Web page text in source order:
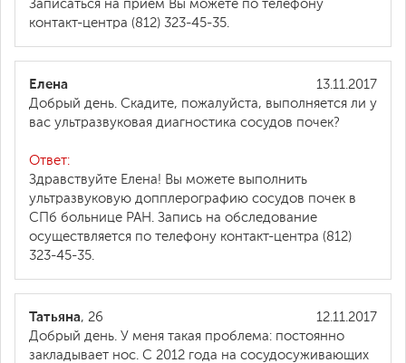
Записаться на прием Вы можете по телефону
контакт-центра (812) 323-45-35.
13.11.2017
Елена
Добрый день. Скадите, пожалуйста, выполняется ли у
вас ультразвуковая диагностика сосудов почек?
Ответ:
Здравствуйте Елена! Вы можете выполнить
ультразвуковую допплерографию сосудов почек в
СПб больнице РАН. Запись на обследование
осуществляется по телефону контакт-центра (812)
323-45-35.
12.11.2017
Татьяна, 26
Добрый день. У меня такая проблема: постоянно
закладывает нос. С 2012 года на сосудосуживающих